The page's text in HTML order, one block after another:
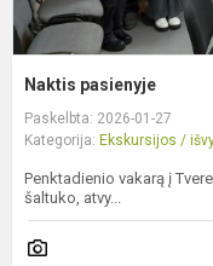
Naktis pasienyje
Paskelbta: 2026-01-27
Kategorija: Ekskursijos /
Penktadienio vakarą į
šaltuko, atvy...